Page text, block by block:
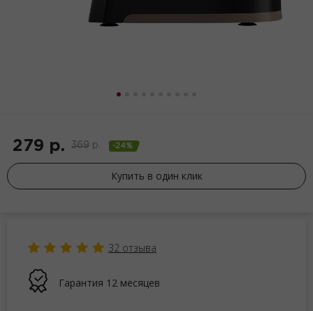
279 р. 369 р. -24%
Купить в один клик
32 отзыва
Гарантия 12 месяцев